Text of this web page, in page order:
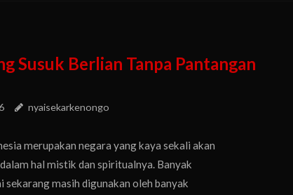
Susuk Berlian Tanpa Pantangan
nyaisekarkenongo
merupakan negara yang kaya sekali akan
hal mistik dan spiritualnya. Banyak
masih digunakan oleh banyak